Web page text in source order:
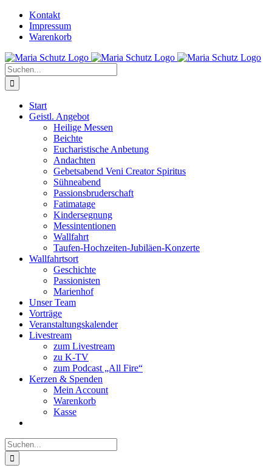
Zum
Inhalt
springen
YouTube
InstagramKontakt
Impressum
Warenkorb
Suche
nach:
Start
Geistl. Angebot
Heilige Messen
Beichte
Eucharistische Anbetung
Andachten
Gebetsabend Veni Creator Spiritus
Sühneabend
Passionsbruderschaft
Fatimatage
Kindersegnung
Messintentionen
Wallfahrt
Taufen-Hochzeiten-Jubiläen-Konzerte
Wallfahrtsort
Geschichte
Passionisten
Marienhof
Unser Team
Vorträge
Veranstaltungskalender
Livestream
zum Livestream
zu K-TV
zum Podcast „All Fire“
Kerzen & Spenden
Mein Account
Warenkorb
Kasse
Suche
nach: